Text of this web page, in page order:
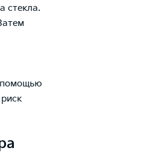
стекла.
помощью